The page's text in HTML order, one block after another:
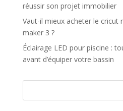
réussir son projet immobilier
Vaut-il mieux acheter le cricut
maker 3 ?
Éclairage LED pour piscine :
avant d’équiper votre bassin